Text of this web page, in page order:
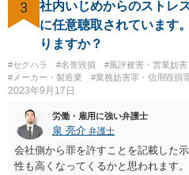
3
社内いじめからのストレ
に任意聴取されています
りますか？
#セクハラ #名誉毀損 #風評被害・営業妨害
#メーカー・製造業
#業務妨害罪・信用毀損
2023年9月17日
労働・雇用に強い弁護士
泉 亮介 弁護士
会社側から罪を許すことを記載した
性も高くなってくるかと思われます